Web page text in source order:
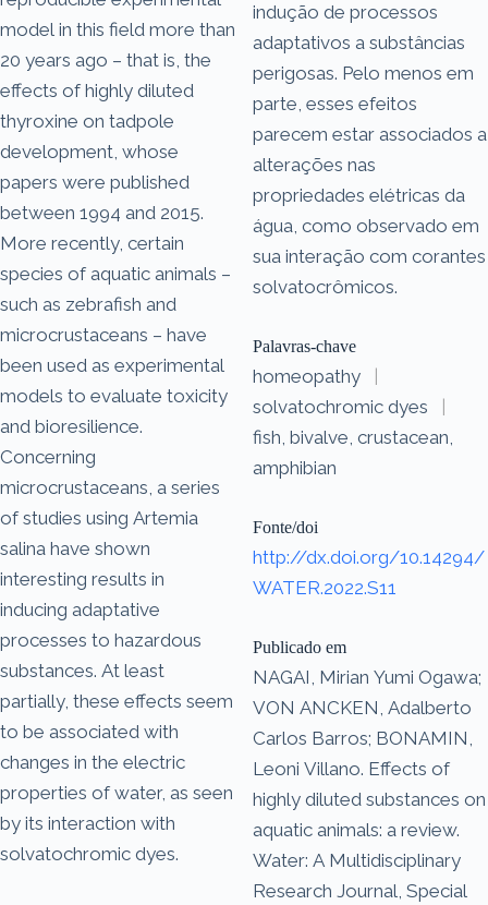
model in this field more than
20 years ago – that is, the
effects of highly diluted
thyroxine on tadpole
development, whose
papers were published
between 1994 and 2015.
More recently, certain
species of aquatic animals –
such as zebrafish and
microcrustaceans – have
been used as experimental
models to evaluate toxicity
and bioresilience.
Concerning
microcrustaceans, a series
of studies using Artemia
salina have shown
interesting results in
inducing adaptative
processes to hazardous
substances. At least
partially, these effects seem
to be associated with
changes in the electric
properties of water, as seen
by its interaction with
solvatochromic dyes.
indução de processos
adaptativos a substâncias
perigosas. Pelo menos em
parte, esses efeitos
parecem estar associados a
alterações nas
propriedades elétricas da
água, como observado em
sua interação com corantes
solvatocrômicos.
Palavras-chave
homeopathy
|
solvatochromic dyes
|
fish, bivalve, crustacean,
amphibian
Fonte/doi
http://dx.doi.org/10.14294/
WATER.2022.S11
Publicado em
NAGAI, Mirian Yumi Ogawa;
VON ANCKEN, Adalberto
Carlos Barros; BONAMIN,
Leoni Villano. Effects of
highly diluted substances on
aquatic animals: a review.
Water: A Multidisciplinary
Research Journal, Special